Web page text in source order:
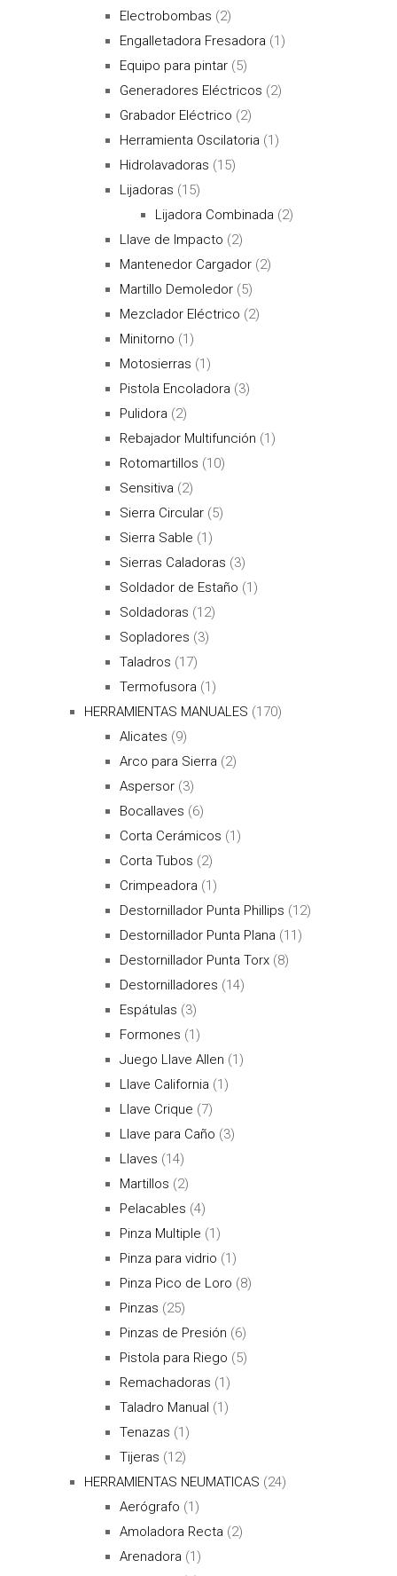
Electrobombas (2)
Engalletadora Fresadora (1)
Equipo para pintar (5)
Generadores Eléctricos (2)
Grabador Eléctrico (2)
Herramienta Oscilatoria (1)
Hidrolavadoras (15)
Lijadoras (15)
Lijadora Combinada (2)
Llave de Impacto (2)
Mantenedor Cargador (2)
Martillo Demoledor (5)
Mezclador Eléctrico (2)
Minitorno (1)
Motosierras (1)
Pistola Encoladora (3)
Pulidora (2)
Rebajador Multifunción (1)
Rotomartillos (10)
Sensitiva (2)
Sierra Circular (5)
Sierra Sable (1)
Sierras Caladoras (3)
Soldador de Estaño (1)
Soldadoras (12)
Sopladores (3)
Taladros (17)
Termofusora (1)
HERRAMIENTAS MANUALES (170)
Alicates (9)
Arco para Sierra (2)
Aspersor (3)
Bocallaves (6)
Corta Cerámicos (1)
Corta Tubos (2)
Crimpeadora (1)
Destornillador Punta Phillips (12)
Destornillador Punta Plana (11)
Destornillador Punta Torx (8)
Destornilladores (14)
Espátulas (3)
Formones (1)
Juego Llave Allen (1)
Llave California (1)
Llave Crique (7)
Llave para Caño (3)
Llaves (14)
Martillos (2)
Pelacables (4)
Pinza Multiple (1)
Pinza para vidrio (1)
Pinza Pico de Loro (8)
Pinzas (25)
Pinzas de Presión (6)
Pistola para Riego (5)
Remachadoras (1)
Taladro Manual (1)
Tenazas (1)
Tijeras (12)
HERRAMIENTAS NEUMATICAS (24)
Aerógrafo (1)
Amoladora Recta (2)
Arenadora (1)